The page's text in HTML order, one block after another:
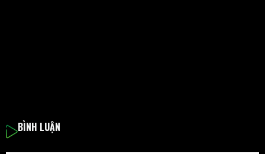
BÌNH LUẬN